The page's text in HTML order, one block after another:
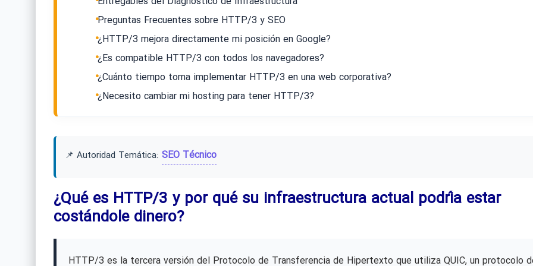
Preguntas Frecuentes sobre HTTP/3 y SEO
¿HTTP/3 mejora directamente mi posición en Google?
¿Es compatible HTTP/3 con todos los navegadores?
¿Cuánto tiempo toma implementar HTTP/3 en una web corporativa?
¿Necesito cambiar mi hosting para tener HTTP/3?
📌 Autoridad Temática: SEO Técnico
¿Qué es HTTP/3 y por qué su infraestructura actual podría estar
costándole dinero?
HTTP/3 es la tercera versión del Protocolo de Transferencia de Hipertexto que utiliza QUIC, un protocolo